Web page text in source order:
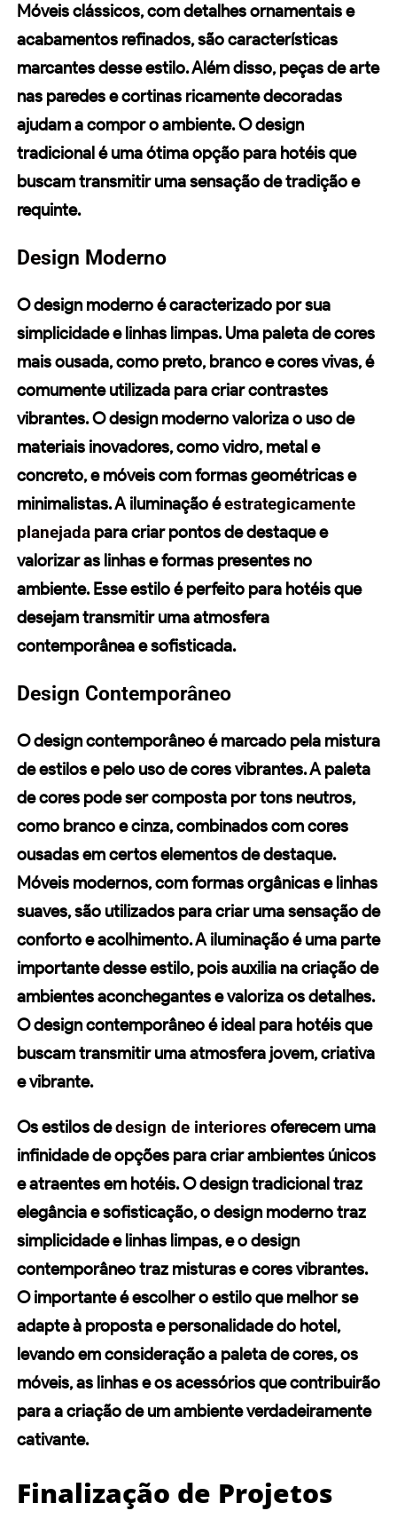
Móveis clássicos, com detalhes ornamentais e
acabamentos refinados, são características
marcantes desse estilo. Além disso, peças de arte
nas paredes e cortinas ricamente decoradas
ajudam a compor o ambiente. Odesign
tradicionalé uma ótima opção para hotéis que
buscam transmitir uma sensação de tradição e
requinte.
Design Moderno
Odesign modernoé caracterizado por sua
simplicidade elinhas limpas. Uma paleta de cores
mais ousada, como preto, branco e cores vivas, é
comumente utilizada para criar contrastes
vibrantes. Odesign modernovaloriza o uso de
materiais inovadores, como vidro, metal e
concreto, e móveis com formas geométricas e
minimalistas. A iluminação éestrategicamente
planejada para criar pontos de destaque e
valorizar as linhase formas presentes no
ambiente. Esse estilo é perfeito para hotéis que
desejam transmitir uma atmosfera
contemporânea e sofisticada.
Design Contemporâneo
Odesign contemporâneoé marcado pela mistura
de estilos e pelo uso de cores vibrantes. A paleta
de cores pode ser composta por tons neutros,
como branco e cinza, combinados com cores
ousadas em certos elementos de destaque.
Móveis modernos, com formas orgânicas e linhas
suaves, são utilizados para criar uma sensação de
conforto e acolhimento. A iluminação é uma parte
importante desse estilo, pois auxilia na criação de
ambientes aconchegantes e valoriza os detalhes.
Odesign contemporâneoé ideal para hotéis que
buscam transmitir uma atmosfera jovem, criativa
e vibrante.
Os estilos dedesign de interiores oferecem uma
infinidade de opções para criar ambientes únicos
e atraentes em hotéis. O design tradicional traz
elegância e sofisticação, o design moderno traz
simplicidade e linhas limpas, e o design
contemporâneo traz misturas e cores vibrantes.
O importante é escolher o estilo que melhor se
adapte à proposta e personalidade do hotel,
levando em consideração a paleta de cores, os
móveis, as linhas e os acessórios que contribuirão
para a criação de um ambiente verdadeiramente
cativante.
Finalização de Projetos